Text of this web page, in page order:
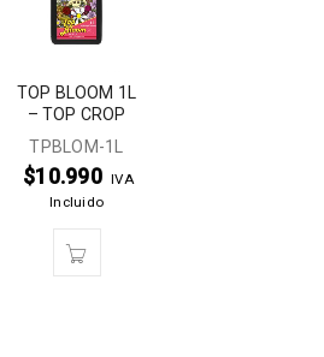
TOP BLOOM 1L
– TOP CROP
TPBLOM-1L
$10.990 IVA
Incluido